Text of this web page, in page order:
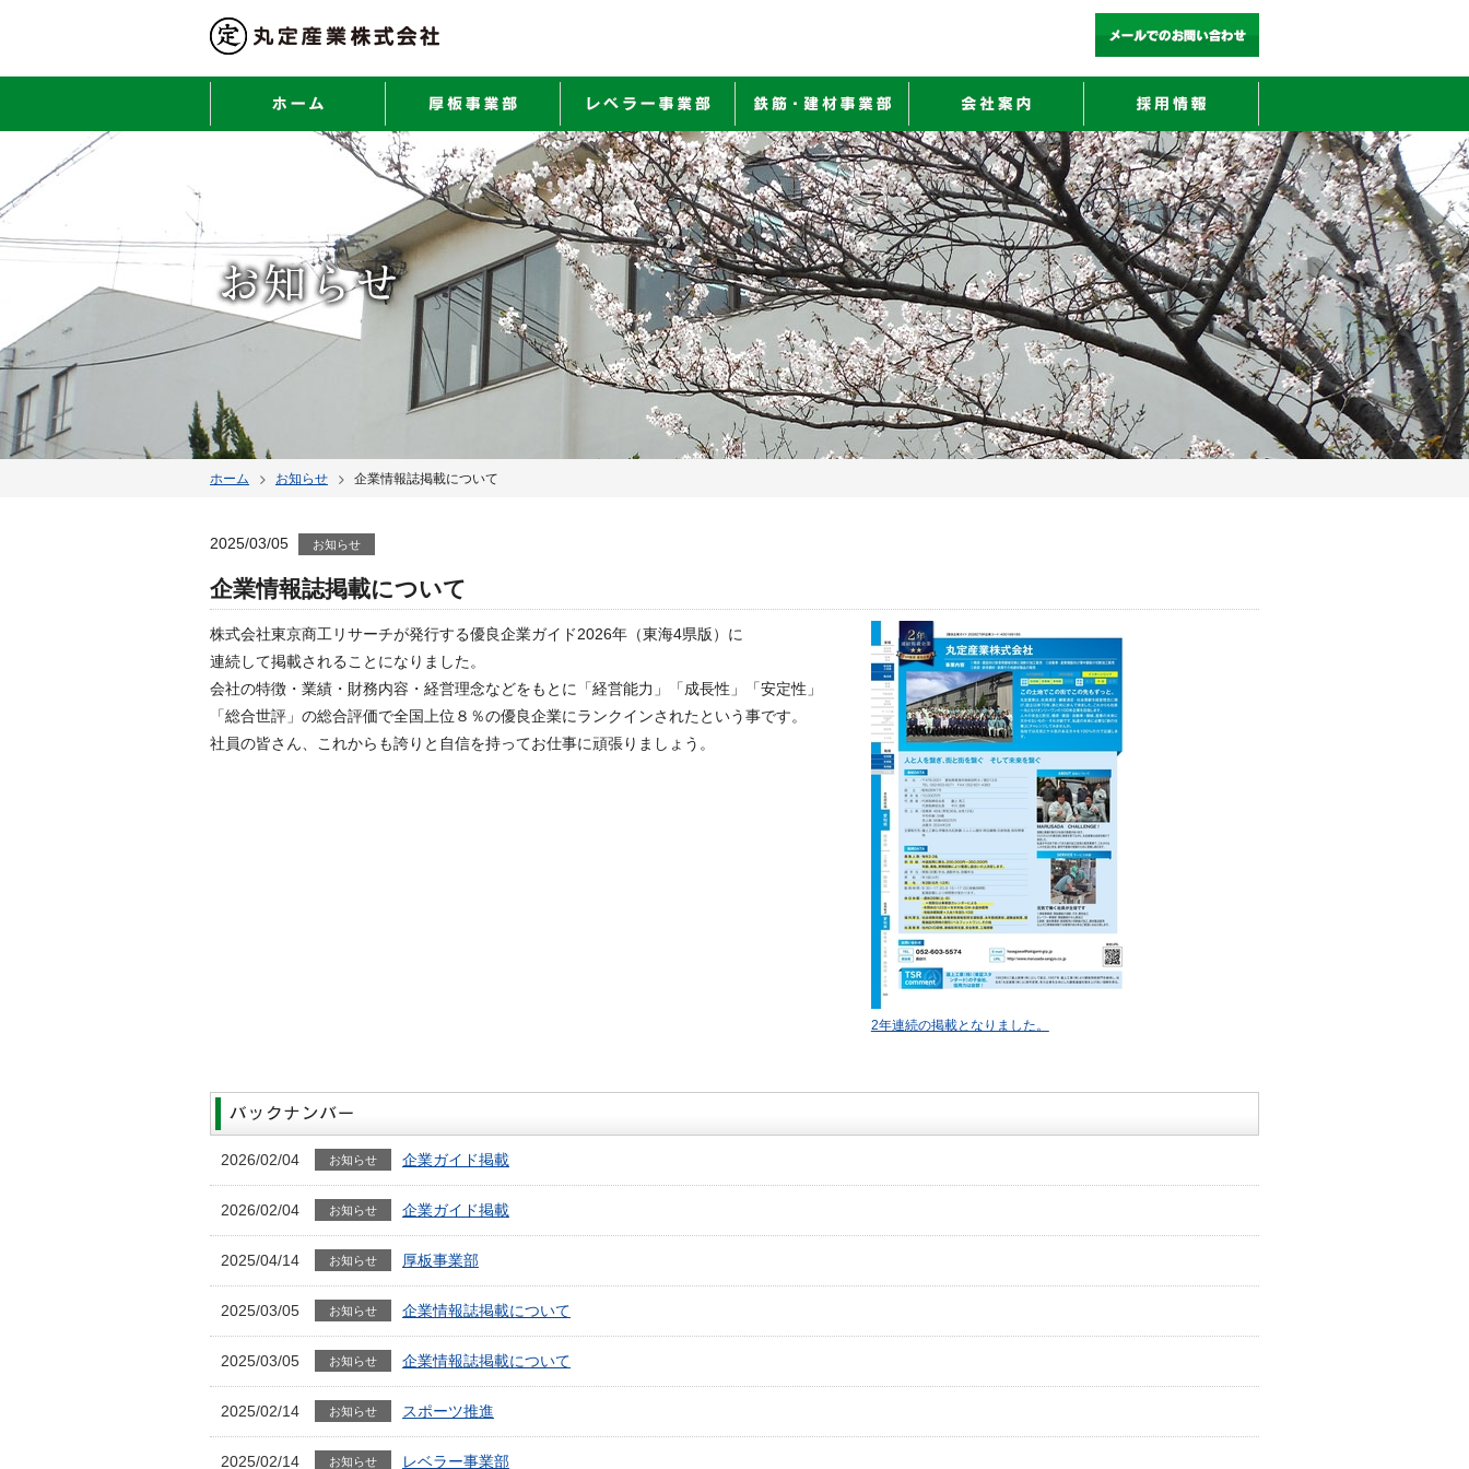
ホーム お知らせ 企業情報誌掲載について
2025/03/05 お知らせ
企業情報誌掲載について
2年連続の掲載となりました。
株式会社東京商工リサーチが発行する優良企業ガイド2026年（東海4県版）に
連続して掲載されることになりました。
会社の特徴・業績・財務内容・経営理念などをもとに「経営能力」「成長性」「安定性」
「総合世評」の総合評価で全国上位８％の優良企業にランクインされたという事です。
社員の皆さん、これからも誇りと自信を持ってお仕事に頑張りましょう。
2026/02/04 お知らせ 企業ガイド掲載
2026/02/04 お知らせ 企業ガイド掲載
2025/04/14 お知らせ 厚板事業部
2025/03/05 お知らせ 企業情報誌掲載について
2025/03/05 お知らせ 企業情報誌掲載について
2025/02/14 お知らせ スポーツ推進
2025/02/14 お知らせ レベラー事業部